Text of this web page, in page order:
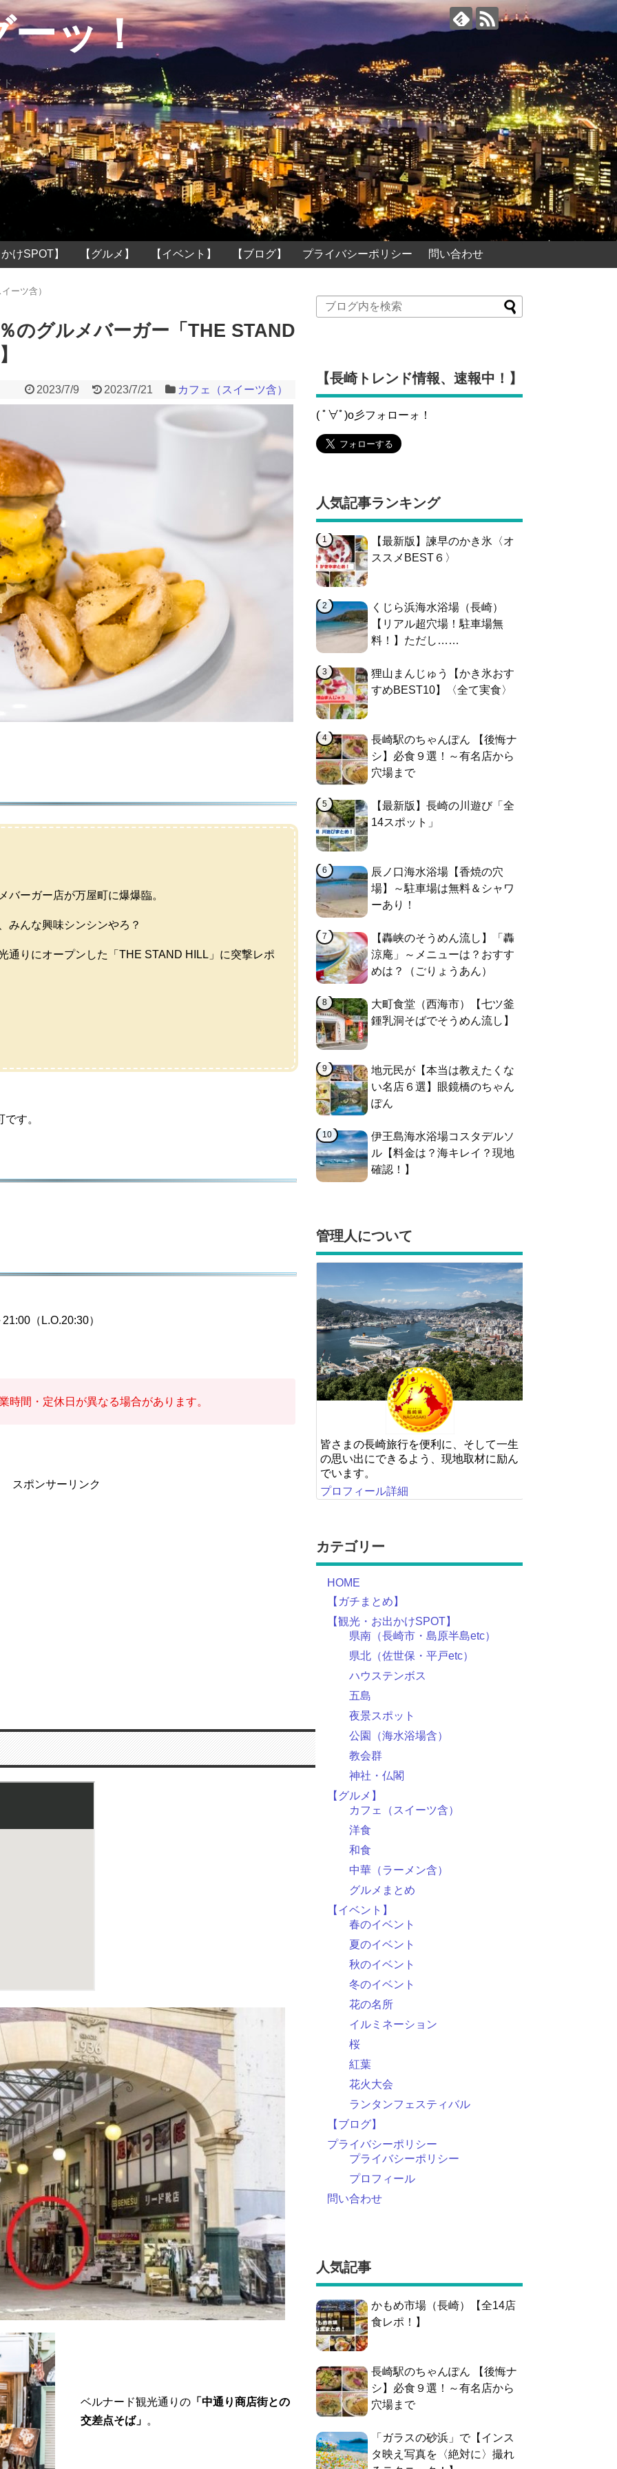
ーッ！
けSPOT】 【グルメ】 【イベント】 【ブログ】 プライバシーポリシー 問い合わせ
ーツ含）
のグルメバーガー「THE STAND
2023/7/9 2023/7/21 カフェ（スイーツ含）
バーガー店が万屋町に爆爆臨。
みんな興味シンシンやろ？
通りにオープンした「THE STAND HILL」に突撃レポ
す。
（L.O.20:30）
時間・定休日が異なる場合があります。
スポンサーリンク
ベルナード観光通りの 「中通り商店街との
交差点そば」 。
【長崎トレンド情報、速報中！】
( ﾟ∀ﾟ)o彡フォローォ！
人気記事ランキング
【最新版】諫早のかき氷〈オ
ススメBEST６〉
くじら浜海水浴場（長崎）
【リアル超穴場！駐車場無
料！】ただし……
狸山まんじゅう【かき氷おす
すめBEST10】〈全て実食〉
長崎駅のちゃんぽん 【後悔ナ
シ】必食９選！～有名店から
穴場まで
【最新版】長崎の川遊び「全
14スポット」
辰ノ口海水浴場【香焼の穴
場】～駐車場は無料＆シャワ
ーあり！
【轟峡のそうめん流し】「轟
涼庵」～メニューは？おすす
めは？（ごりょうあん）
大町食堂（西海市）【七ツ釜
鍾乳洞そばでそうめん流し】
地元民が【本当は教えたくな
い名店６選】眼鏡橋のちゃん
ぽん
伊王島海水浴場コスタデルソ
ル【料金は？海キレイ？現地
確認！】
管理人について
皆さまの長崎旅行を便利に、そして一生
の思い出にできるよう、現地取材に励ん
でいます。
プロフィール詳細
カテゴリー
HOME
【ガチまとめ】
【観光・お出かけSPOT】
県南（長崎市・島原半島etc）
県北（佐世保・平戸etc）
ハウステンボス
五島
夜景スポット
公園（海水浴場含）
教会群
神社・仏閣
【グルメ】
カフェ（スイーツ含）
洋食
和食
中華（ラーメン含）
グルメまとめ
【イベント】
春のイベント
夏のイベント
秋のイベント
冬のイベント
花の名所
イルミネーション
桜
紅葉
花火大会
ランタンフェスティバル
【ブログ】
プライバシーポリシー
プライバシーポリシー
プロフィール
問い合わせ
人気記事
かもめ市場（長崎）【全14店
食レポ！】
長崎駅のちゃんぽん 【後悔ナ
シ】必食９選！～有名店から
穴場まで
「ガラスの砂浜」で【インス
タ映え写真を〈絶対に〉撮れ